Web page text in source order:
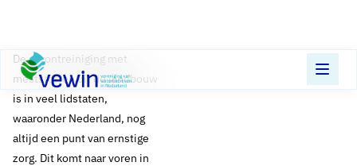
Direct naar content
Terug naar de startpagina
​De verontreiniging met
meststoffen uit de landbouw
is in veel lidstaten,
waaronder Nederland, nog
altijd een punt van ernstige
zorg. Dit komt naar voren in